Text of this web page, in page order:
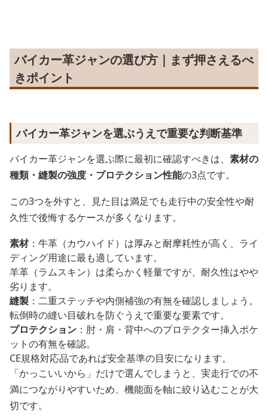
バイカー革ジャンの選び方｜まず押さえるべ
きポイント
バイカー革ジャンを選ぶうえで重要な判断基準
バイカー革ジャンを選ぶ際に最初に確認すべきは、 素材の
種類・縫製の強度・プロテクション性能の3点です。
この3つを外すと、見た目は満足でも走行中の安全性や耐
久性で後悔するケースが多くなります。
素材：牛革（カウハイド）は厚みと耐摩耗性が高く、ライ
ディング用途に最も適しています。
羊革（ラムスキン）は柔らかく軽量ですが、耐久性はやや
劣ります。
縫製 ：二重ステッチや内側補強の有無を確認しましょう。
転倒時の縫い目破れを防ぐうえで重要な要素です。
プロテクション ：肘・肩・背中へのプロテクター挿入ポケ
ットの有無を確認。
CE規格対応品であれば安全基準の目安になります。
「かっこいいから」だけで選んでしまうと、実走行での不
満につながりやすいため、機能面を軸に絞り込むことが大
切です。